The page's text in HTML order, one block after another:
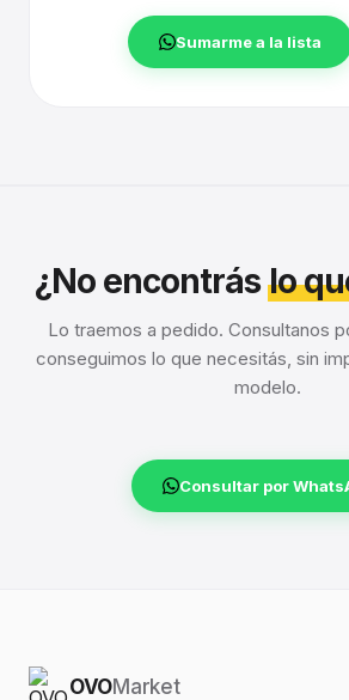
Sumarme a la lista
¿No encontráslo
Lo traemos a pedido. Consultanos
conseguimos lo que necesitás, sin
modelo.
Consultar por
OVOMarket